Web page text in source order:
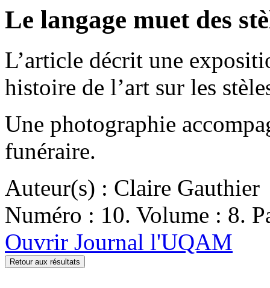
Le langage muet des
L’article décrit une
histoire de l’art sur les
Une photographie
funéraire.
Auteur(s) : Claire Gauthier
Numéro : 10. Volume : 8.
Ouvrir Journal l'UQAM
Retour aux résultats